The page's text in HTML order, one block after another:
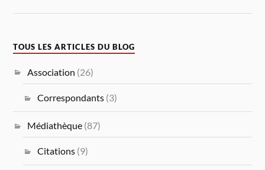
TOUS LES ARTICLES DU BLOG
Association (26)
Correspondants(3)
Médiathèque (87)
Citations(9)